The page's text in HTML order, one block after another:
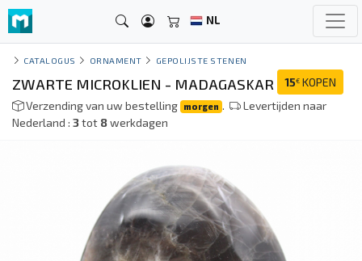
NL
CATALOGUS ORNAMENT GEPOLIJSTE STENEN
15€ KOPEN
ZWARTE MICROKLIEN - MADAGASKAR
Verzending van uw bestelling morgen .
Levertijden naar
Nederland : 3tot 8werkdagen